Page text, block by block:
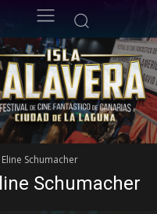
Eline Schumacher
Schumacher